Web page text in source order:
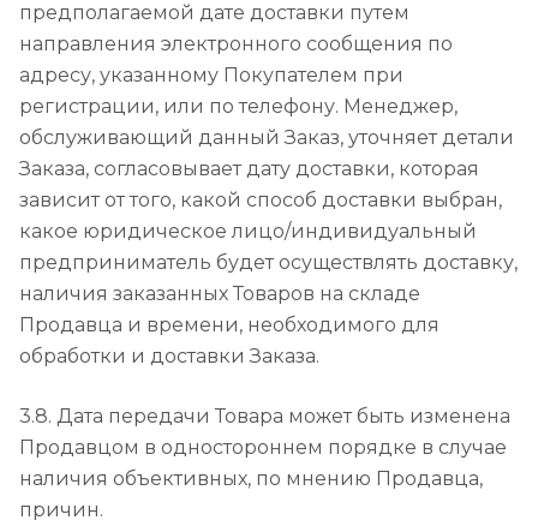
предполагаемой дате доставки путем
направления электронного сообщения по
адресу, указанному Покупателем при
регистрации, или по телефону. Менеджер,
обслуживающий данный Заказ, уточняет детали
Заказа, согласовывает дату доставки, которая
зависит от того, какой способ доставки выбран,
какое юридическое лицо/индивидуальный
предприниматель будет осуществлять доставку,
наличия заказанных Товаров на складе
Продавца и времени, необходимого для
обработки и доставки Заказа.
3.8. Дата передачи Товара может быть изменена
Продавцом в одностороннем порядке в случае
наличия объективных, по мнению Продавца,
причин.